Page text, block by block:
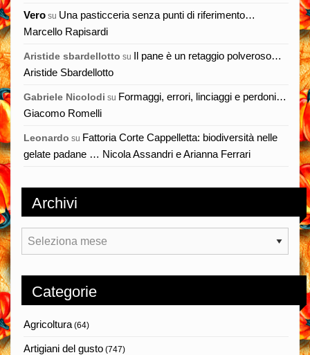
Vero su Una pasticceria senza punti di riferimento…
Marcello Rapisardi
Aristide sbardellotto su Il pane è un retaggio polveroso…
Aristide Sbardellotto
Gabriele Nicolodi su Formaggi, errori, linciaggi e perdoni…
Giacomo Romelli
Leonardo su Fattoria Corte Cappelletta: biodiversità nelle
gelate padane … Nicola Assandri e Arianna Ferrari
Archivi
Archivi
Categorie
Agricoltura (64)
Artigiani del gusto (747)